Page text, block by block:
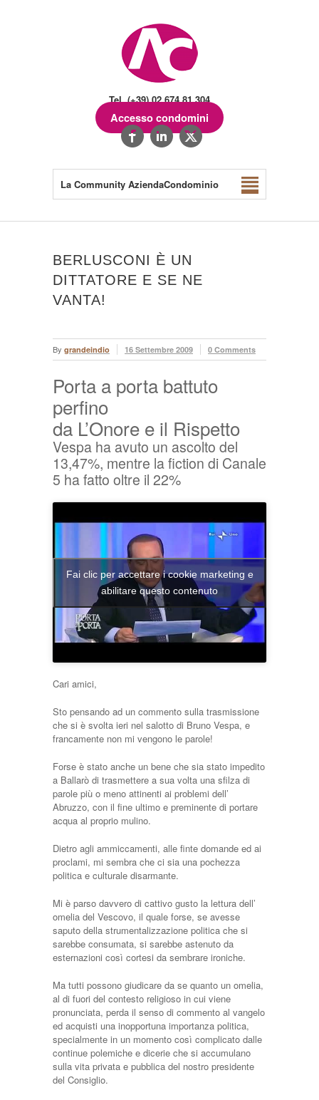
Tel. (+39) 02.674.81.304
Accesso condomini
La Community AziendaCondominio
BERLUSCONI È UN
DITTATORE E SE NE
VANTA!
By grandeindio 16 Settembre 2009 0 Comments
Porta a porta battuto
perfino
da L’Onore e il Rispetto
Vespa ha avuto un ascolto del
13,47%, mentre la fiction di Canale
5 ha fatto oltre il 22%
Fai clic per accettare i cookie marketing e
abilitare questo contenuto
Cari amici,
Sto pensando ad un commento sulla trasmissione
che si è svolta ieri nel salotto di Bruno Vespa, e
francamente non mi vengono le parole!
Forse è stato anche un bene che sia stato impedito
a Ballarò di trasmettere a sua volta una sfilza di
parole più o meno attinenti ai problemi dell’
Abruzzo, con il fine ultimo e preminente di portare
acqua al proprio mulino.
Dietro agli ammiccamenti, alle finte domande ed ai
proclami, mi sembra che ci sia una pochezza
politica e culturale disarmante.
Mi è parso davvero di cattivo gusto la lettura dell’
omelia del Vescovo, il quale forse, se avesse
saputo della strumentalizzazione politica che si
sarebbe consumata, si sarebbe astenuto da
esternazioni così cortesi da sembrare ironiche.
Ma tutti possono giudicare da se quanto un omelia,
al di fuori del contesto religioso in cui viene
pronunciata, perda il senso di commento al vangelo
ed acquisti una inopportuna importanza politica,
specialmente in un momento così complicato dalle
continue polemiche e dicerie che si accumulano
sulla vita privata e pubblica del nostro presidente
del Consiglio.